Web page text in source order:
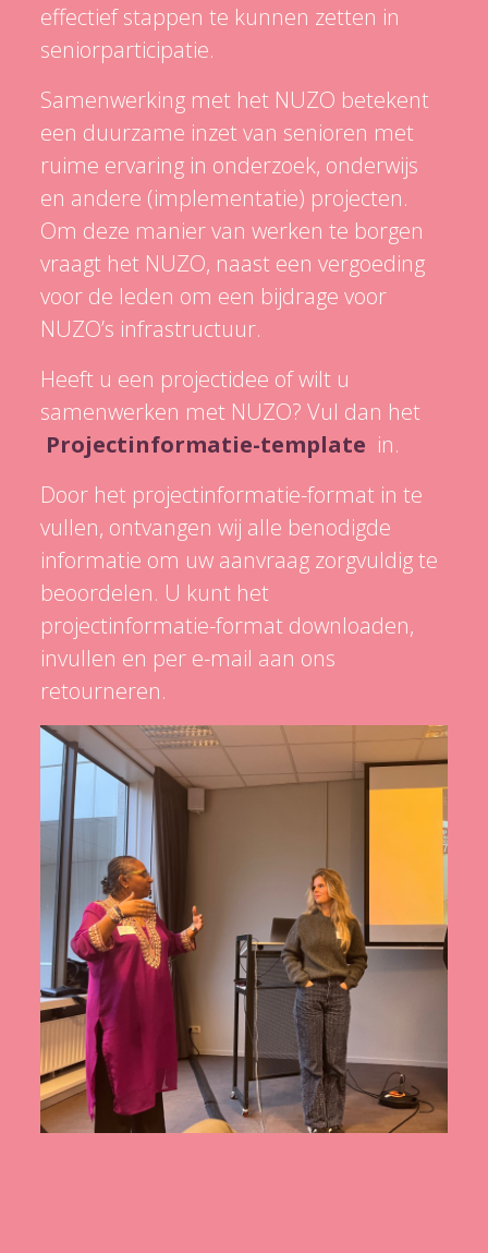
effectief stappen te kunnen zetten in
seniorparticipatie.
Samenwerking met het NUZO betekent
een duurzame inzet van senioren met
ruime ervaring in onderzoek, onderwijs
en andere (implementatie) projecten.
Om deze manier van werken te borgen
vraagt het NUZO, naast een vergoeding
voor de leden om een bijdrage voor
NUZO’s infrastructuur.
Heeft u een projectidee of wilt u
samenwerken met NUZO? Vul dan het
Projectinformatie-template in.
Door het projectinformatie-format in te
vullen, ontvangen wij alle benodigde
informatie om uw aanvraag zorgvuldig te
beoordelen. U kunt het
projectinformatie-format downloaden,
invullen en per e-mail aan ons
retourneren.